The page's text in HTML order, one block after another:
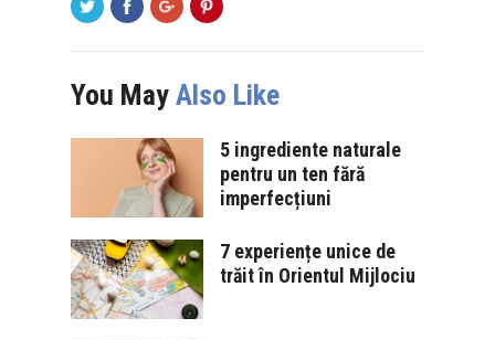
You May Also Like
5 ingrediente naturale
pentru un ten fără
imperfecțiuni
7 experiențe unice de
trăit în Orientul Mijlociu